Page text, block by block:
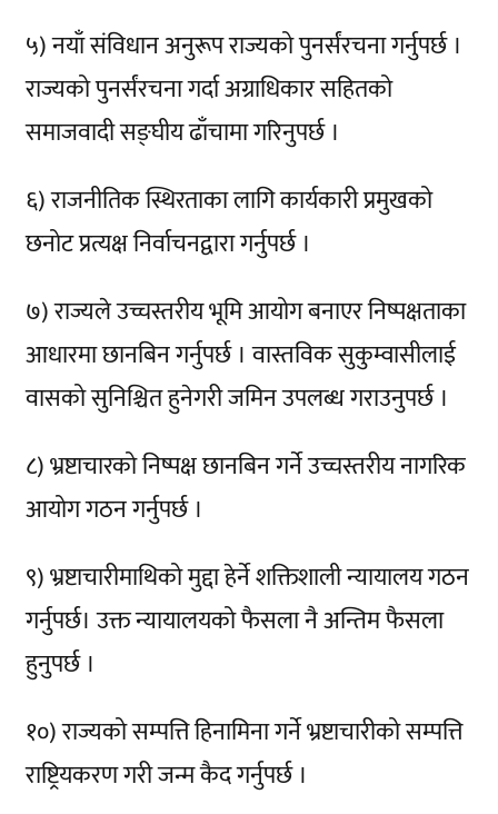
५) नयाँ संविधान अनुरूप राज्यको पुनर्संरचना गर्नुपर्छ ।
राज्यको पुनर्संरचना गर्दा अग्राधिकार सहितको
समाजवादी सङ्घीय ढाँचामा गरिनुपर्छ ।
६) राजनीतिक स्थिरताका लागि कार्यकारी प्रमुखको
छनोट प्रत्यक्ष निर्वाचनद्वारा गर्नुपर्छ ।
७) राज्यले उच्चस्तरीय भूमि आयोग बनाएर निष्पक्षताका
आधारमा छानबिन गर्नुपर्छ । वास्तविक सुकुम्वासीलाई
वासको सुनिश्चित हुनेगरी जमिन उपलब्ध गराउनुपर्छ ।
८) भ्रष्टाचारको निष्पक्ष छानबिन गर्ने उच्चस्तरीय नागरिक
आयोग गठन गर्नुपर्छ ।
९) भ्रष्टाचारीमाथिको मुद्दा हेर्ने शक्तिशाली न्यायालय गठन
गर्नुपर्छ। उक्त न्यायालयको फैसला नै अन्तिम फैसला
हुनुपर्छ ।
१०) राज्यको सम्पत्ति हिनामिना गर्ने भ्रष्टाचारीको सम्पत्ति
राष्ट्रियकरण गरी जन्म कैद गर्नुपर्छ ।